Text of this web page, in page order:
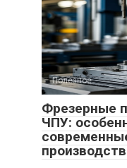
Полезное
Фрезерные
ЧПУ: